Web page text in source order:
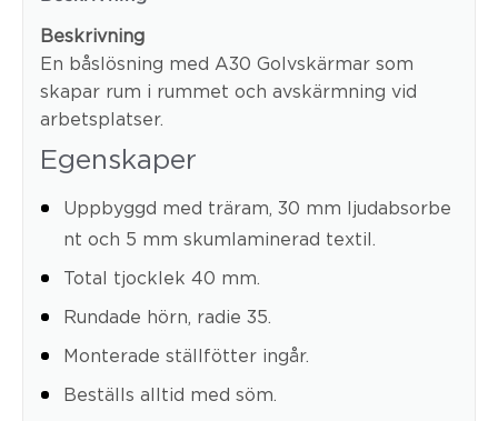
Beskrivning
En båslösning med A30 Golvskärmar som
skapar rum i rummet och avskärmning vid
arbetsplatser.
Egenskaper
Uppbyggd med träram, 30 mm ljudabsorbe
nt och 5 mm skumlaminerad textil.
Total tjocklek 40 mm.
Rundade hörn, radie 35.
Monterade ställfötter ingår.
Beställs alltid med söm.